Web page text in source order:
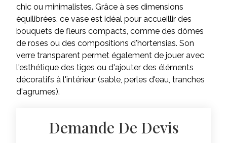
chic ou minimalistes. Grâce à ses dimensions
équilibrées, ce vase est idéal pour accueillir des
bouquets de fleurs compacts, comme des dômes
de roses ou des compositions d'hortensias. Son
verre transparent permet également de jouer avec
l'esthétique des tiges ou d'ajouter des éléments
décoratifs à l'intérieur (sable, perles d'eau, tranches
d'agrumes).
Demande De Devis